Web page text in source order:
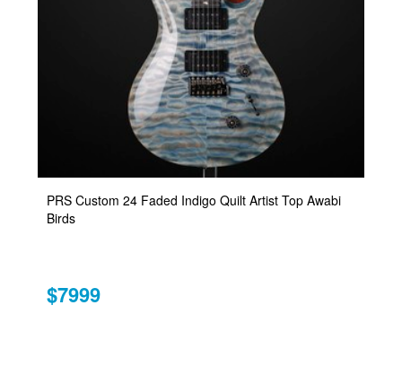
PRS Custom 24 Faded Indigo Quilt Artist Top Awabi
Birds
$7999